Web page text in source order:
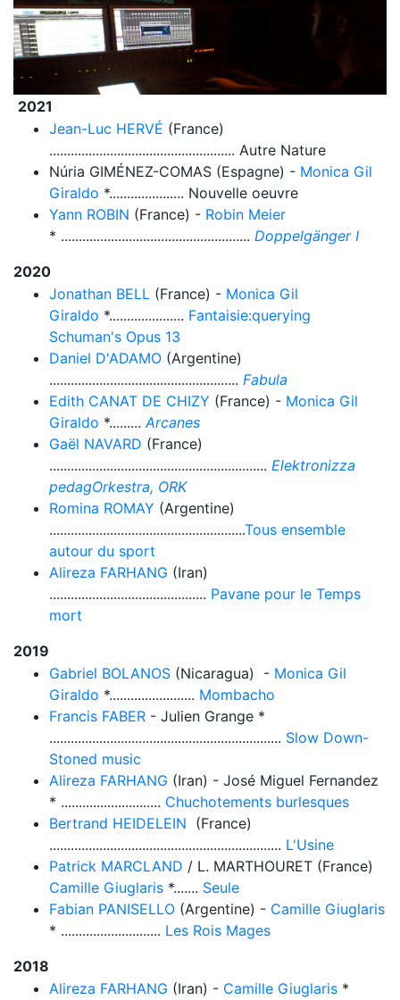
2021
Jean-Luc HERVÉ (France)
.................................................... Autre Nature
Núria GIMÉNEZ-COMAS (Espagne) - Monica Gil
Giraldo *..................... Nouvelle oeuvre
Yann ROBIN (France) - Robin Meier
* ..................................................... Doppelgänger I
2020
Jonathan BELL (France) - Monica Gil
Giraldo *..................... Fantaisie:querying
Schuman's Opus 13
Daniel D'ADAMO (Argentine)
..................................................... Fabula
Edith CANAT DE CHIZY (France) - Monica Gil
Giraldo *.........Arcanes
Gaël NAVARD (France)
............................................................. Elektronizza
pedagOrkestra, ORK
Romina ROMAY (Argentine)
.......................................................Tous ensemble
autour du sport
Alireza FARHANG (Iran)
............................................ Pavane pour le Temps
mort
2019
Gabriel BOLANOS (Nicaragua) - Monica Gil
Giraldo *........................ Mombacho
Francis FABER - Julien Grange *
................................................................. Slow Down-
Stoned music
Alireza FARHANG (Iran) - José Miguel Fernandez
* ............................ Chuchotements burlesques
Bertrand HEIDELEIN (France)
................................................................. L'Usine
Patrick MARCLAND / L. MARTHOURET (France)
Camille Giuglaris *....... Seule
Fabian PANISELLO (Argentine) - Camille Giuglaris
* ............................ Les Rois Mages
2018
Alireza FARHANG (Iran) - Camille Giuglaris *